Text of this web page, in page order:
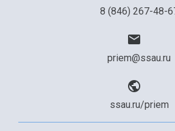
8 (846) 267-48-
priem@ssau.ru
ssau.ru/priem